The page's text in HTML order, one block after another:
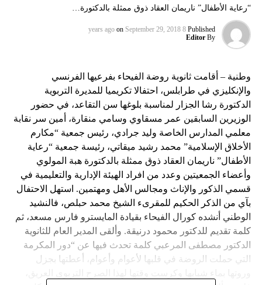
“رعاية الأطفال” ناريمان العقاد ذوق ممثلة بالدكتورة…
Published
8 years ago
on September 29, 2018
By
Editor
وطنية – أقامت ثانوية روضة الفيحاء بفرعيها الفرنسي
والإنكليزي في طرابلس، احتفالا تكريميا للمديرة التربوية
الدكتورة رشا الجزار لمناسبة بلوغها سن التقاعد، في حضور
الوزيرين السابقين عمر مسقاوي وسامي منقارة، أمين سر نقابة
معلمي المدارس الخاصة وليد جرادي، رئيس جمعية “مكارم
الأخلاق الإسلامية” محمد رشيد ميقاتي، رئيسة جمعية “رعاية
الأطفال” ناريمان العقاد ذوق ممثلة بالدكتورة هبة المولوي
وأعضاء الجمعيتين وعدد من افراد الهيئة الإدارية والتعليمية في
قسمي الذكور والإناث ومجالس الأهل ومهتمين. استهل الاحتفال
بآي من الذكر الحكيم للمقرىء الشيخ محمد حبلص، فالنشيد
الوطني أنشده كورال الفيحاء بقيادة المايسترو فارس مسعد، ثم
كلمة تقديم للدكتور محمود درنيقة. وألقى المدير العام للثانوية
الدكتور مصطفى المرعبي كلمة تحدث فيها عن “دور المكرمة
التي حملت الروضة في قلبها لأعوام وأعوام، أعطتها بجزل